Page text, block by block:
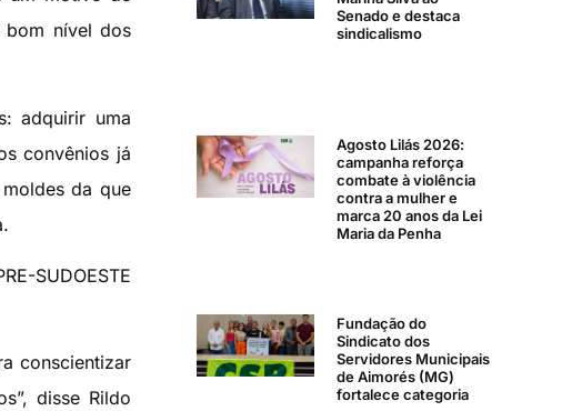
bom nível dos
adquirir uma
convênios já
da que
SUDOESTE
conscientizar
disse Rildo
Senado e destaca
sindicalismo
Agosto Lilás 2026:
campanha reforça
combate à violência
contra a mulher e
marca 20 anos da Lei
Maria da Penha
Fundação do
Sindicato dos
Servidores Municipais
de Aimorés (MG)
fortalece categoria